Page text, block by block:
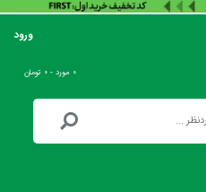
ورود
۰ مورد - ۰ تومان